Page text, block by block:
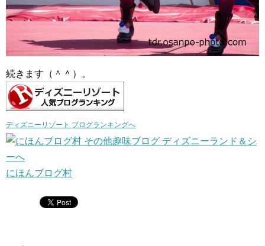
続きます（＾＾）。
ディズニーリゾート ブログランキングへ
にほんブログ村